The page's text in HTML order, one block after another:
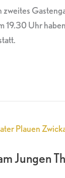
Uhr
Jungen